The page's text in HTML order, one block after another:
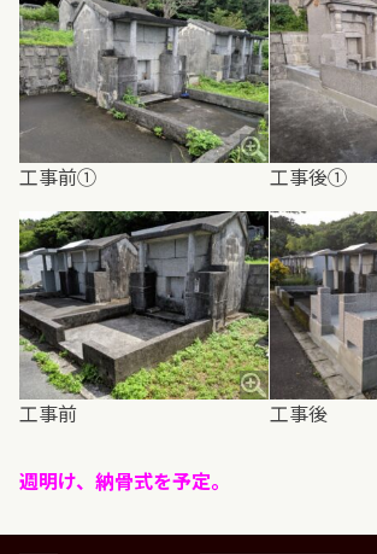
工事前① 工事後①
工事前 工事後
週明け、納骨式を予定。